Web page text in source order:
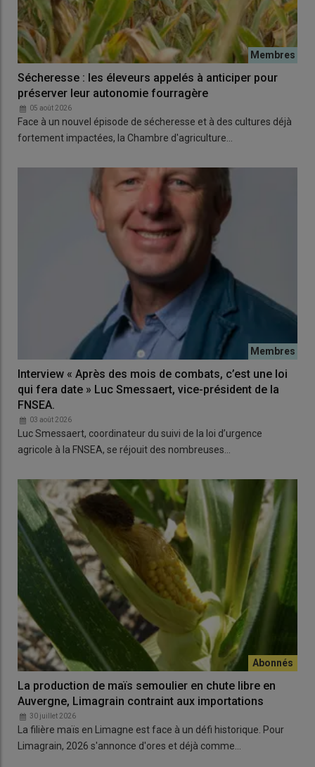
Sécheresse : les éleveurs appelés à anticiper pour
préserver leur autonomie fourragère
05 août 2026
Face à un nouvel épisode de sécheresse et à des cultures déjà
fortement impactées, la Chambre d'agriculture…
Interview « Après des mois de combats, c’est une loi
qui fera date » Luc Smessaert, vice-président de la
FNSEA.
03 août 2026
Luc Smessaert, coordinateur du suivi de la loi d’urgence
agricole à la FNSEA, se réjouit des nombreuses…
La production de maïs semoulier en chute libre en
Auvergne, Limagrain contraint aux importations
30 juillet 2026
La filière maïs en Limagne est face à un défi historique. Pour
Limagrain, 2026 s'annonce d'ores et déjà comme…